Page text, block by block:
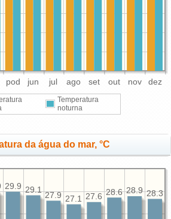
pod jun jul ago set out nov dez
Temperatura
noturna
da água do mar, °C
28.3
28.9
28.6
27.6
27.1
27.9
29.1
29.9